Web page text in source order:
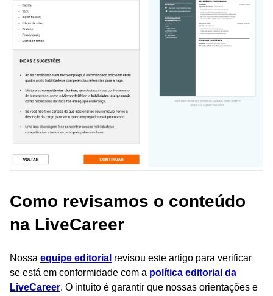
Como revisamos o conteúdo
na LiveCareer
Nossa equipe editorial revisou este artigo para verificar
se está em conformidade com a política editorial da
LiveCareer. O intuito é garantir que nossas orientações e